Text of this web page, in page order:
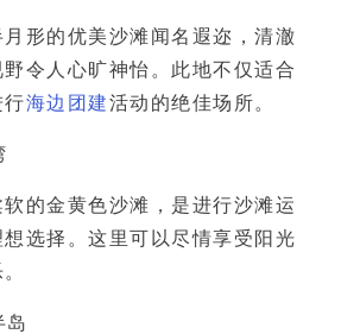
形的优美沙滩闻名遐迩，清澈
令人心旷神怡。此地不仅适合
海边团建活动的绝佳场所。
的金黄色沙滩，是进行沙滩运
选择。这里可以尽情享受阳光
岛